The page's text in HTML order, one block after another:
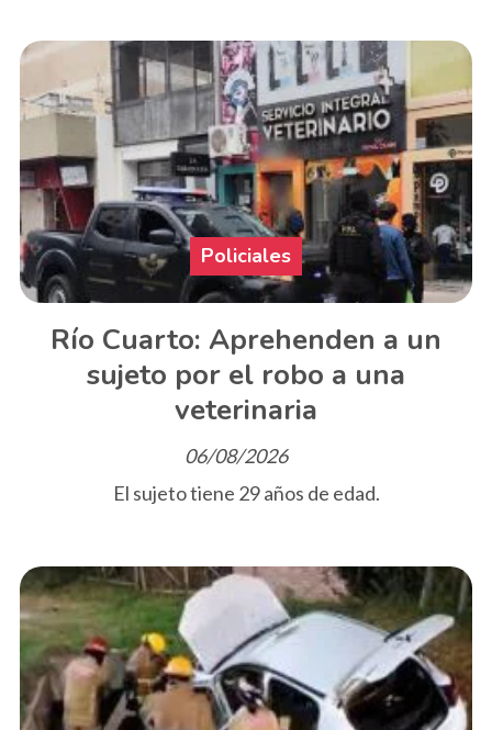
Río Cuarto: Aprehenden a un
sujeto por el robo a una
veterinaria
Policiales
06/08/2026
El sujeto tiene 29 años de edad.